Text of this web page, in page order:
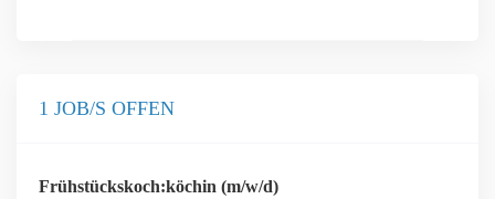
1 JOB/S OFFEN
Frühstückskoch:köchin (m/w/d)